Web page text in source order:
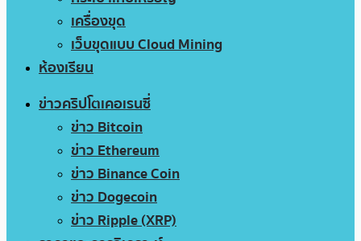
เครื่องขุด
เว็บขุดแบบ Cloud Mining
ห้องเรียน
ข่าวคริปโตเคอเรนซี่
ข่าว Bitcoin
ข่าว Ethereum
ข่าว Binance Coin
ข่าว Dogecoin
ข่าว Ripple (XRP)